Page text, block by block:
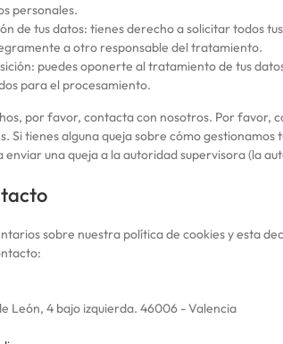
personales.
de tus datos: tienes derecho a solicitar todos
a otro responsable del tratamiento.
puedes oponerte al tratamiento de tus
para el procesamiento.
por favor, contacta con nosotros. Por favor,
Si tienes alguna queja sobre cómo
una queja a la autoridad supervisora (la
sobre nuestra política de cookies y esta
León, 4 bajo izquierda. 46006 - Valencia